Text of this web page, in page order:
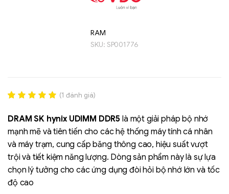
RAM
SKU: SP001776
out of 5
based on
đánh giá
(1 đánh giá)
DRAM SK hynix UDIMM DDR5 là một giải pháp bộ nhớ
mạnh mẽ và tiên tiến cho các hệ thống máy tính cá nhân
và máy trạm, cung cấp băng thông cao, hiệu suất vượt
trội và tiết kiệm năng lượng. Dòng sản phẩm này là sự lựa
chọn lý tưởng cho các ứng dụng đòi hỏi bộ nhớ lớn và tốc
độ cao
AAP1)